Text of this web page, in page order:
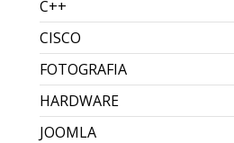
C++
CISCO
FOTOGRAFIA
HARDWARE
JOOMLA